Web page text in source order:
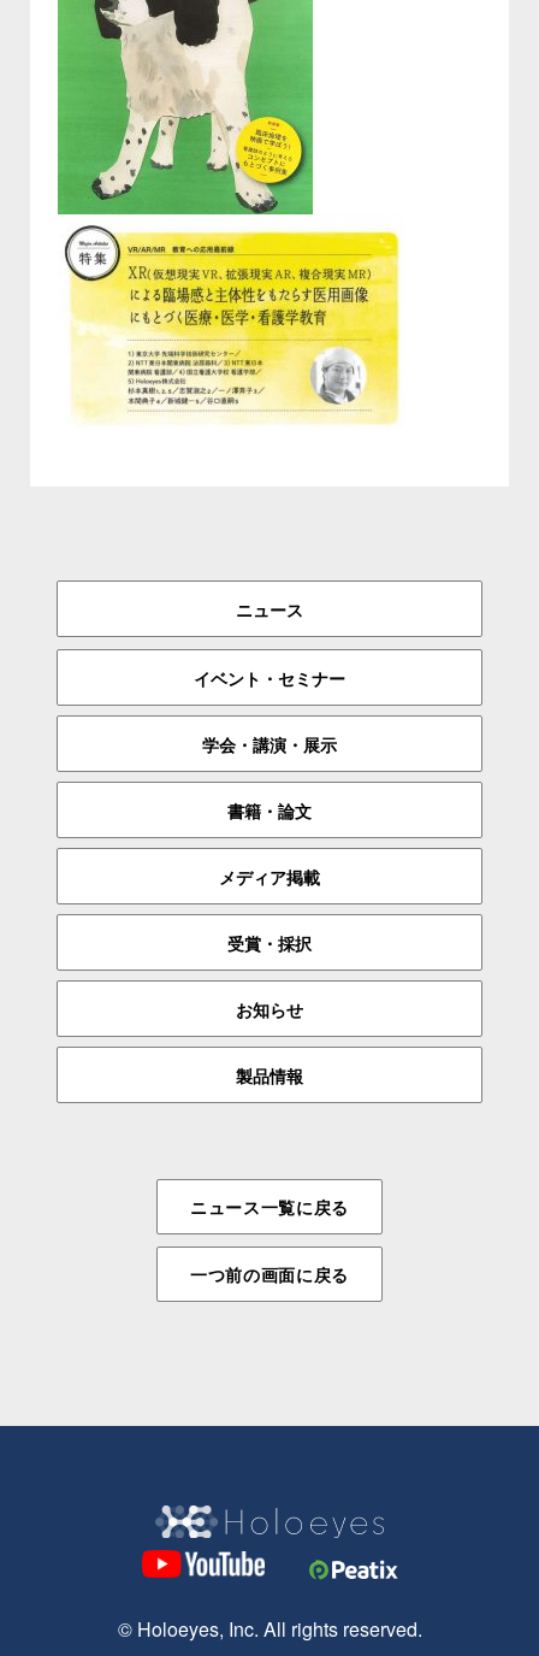
ニュース
イベント・セミナー
学会・講演・展示
書籍・論文
メディア掲載
受賞・採択
お知らせ
製品情報
ニュース一覧に戻る
一つ前の画面に戻る
© Holoeyes, Inc. All rights reserved.